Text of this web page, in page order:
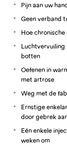
Pijn aan uw
Geen verband
Hoe
Luchtvervuiling
botten
Oefenen in
met artrose
Weg met de
Ernstige
door gebrek
Eén enkele
weken om